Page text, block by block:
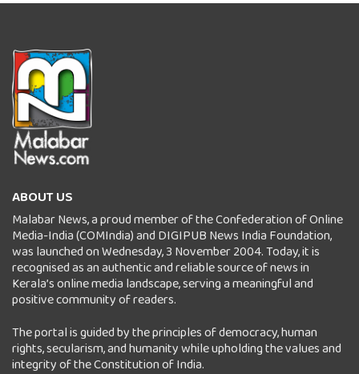
ABOUT US
Malabar News, a proud member of the Confederation of Online
Media-India (COMIndia) and DIGIPUB News India Foundation,
was launched on Wednesday, 3 November 2004. Today, it is
recognised as an authentic and reliable source of news in
Kerala’s online media landscape, serving a meaningful and
positive community of readers.
The portal is guided by the principles of democracy, human
rights, secularism, and humanity while upholding the values and
integrity of the Constitution of India.